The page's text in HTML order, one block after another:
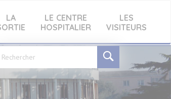
LA
LE CENTRE
HOSPITALIER
LES
VISITEURS
Formulaire